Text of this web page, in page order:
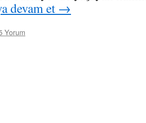
devam et →
Yorum